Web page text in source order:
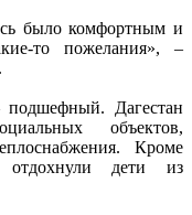
было комфортным и
то пожелания», –
Дагестан
объектов,
Кроме
дети из